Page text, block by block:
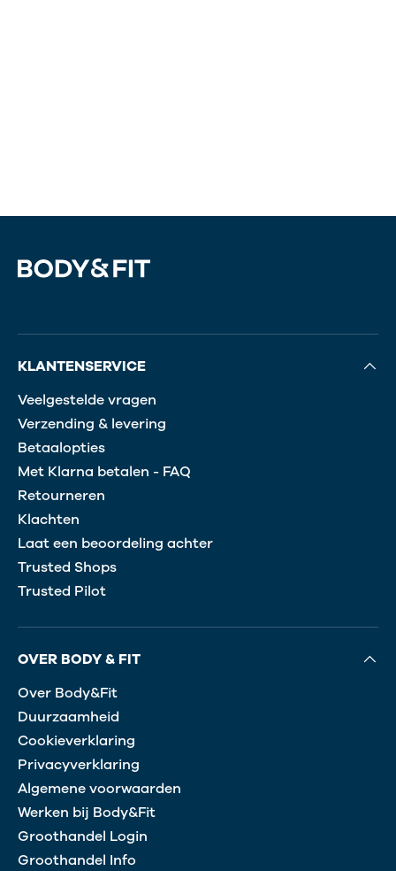
KLANTENSERVICE
Veelgestelde vragen
Verzending & levering
Betaalopties
Met Klarna betalen - FAQ
Retourneren
Klachten
Laat een beoordeling achter
Trusted Shops
Trusted Pilot
OVER BODY & FIT
Over Body&Fit
Duurzaamheid
Cookieverklaring
Privacyverklaring
Algemene voorwaarden
Werken bij Body&Fit
Groothandel Login
Groothandel Info